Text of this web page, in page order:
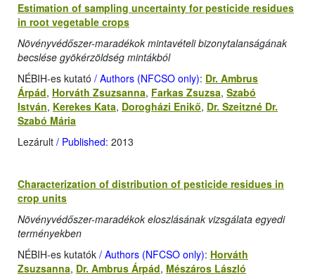
Estimation of sampling uncertainty for pesticide residues
in root vegetable crops
Növényvédőszer-maradékok mintavételi bizonytalanságának
becslése gyökérzöldség mintákból
NÉBIH-es kutató / Authors (NFCSO only): Dr. Ambrus
Árpád, Horváth Zsuzsanna, Farkas Zsuzsa, Szabó
István, Kerekes Kata, Dorogházi Enikő, Dr. Szeitzné Dr.
Szabó Mária
Lezárult / Published: 2013
Characterization of distribution of pesticide residues in
crop units
Növényvédőszer-maradékok eloszlásának vizsgálata egyedi
terményekben
NÉBIH-es kutatók / Authors (NFCSO only): Horváth
Zsuzsanna, Dr. Ambrus Árpád, Mészáros László